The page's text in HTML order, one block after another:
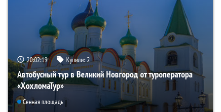
20:02:17 Купили:2
Автобусный тур в Великий Новгород от туроператора
«ХохломаТур»
Сенная площадь